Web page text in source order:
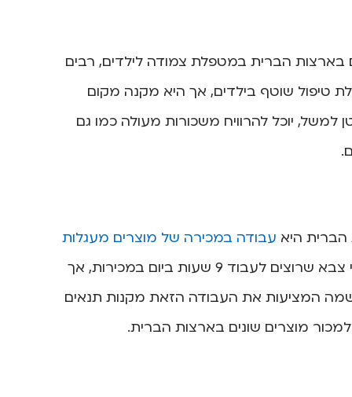
הברית במטפלת צמודה לילדים, רבים
טיפול שוטף בילדים, אך היא מקנה מקום
למשל, יוכל להרוויח משכורות מעולה כמו גם
הברית היא עבודה במכירה של מוצרים מעגלות
. עבודה מסוג זה מתאימה בעיקר לצעירים אחרי צבא שרוצים לעבוד 9 שעות ביום במכירות, אך
המציעות את העבודה הזאת מקנות תנאים
מוצרים שונים בארצות הברית.